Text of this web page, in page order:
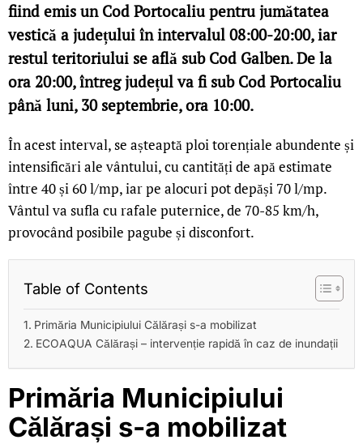
fiind emis un Cod Portocaliu pentru jumătatea
vestică a județului în intervalul 08:00-20:00, iar
restul teritoriului se află sub Cod Galben. De la
ora 20:00, întreg județul va fi sub Cod Portocaliu
până luni, 30 septembrie, ora 10:00.
În acest interval, se așteaptă ploi torențiale abundente și
intensificări ale vântului, cu cantități de apă estimate
între 40 și 60 l/mp, iar pe alocuri pot depăși 70 l/mp.
Vântul va sufla cu rafale puternice, de 70-85 km/h,
provocând posibile pagube și disconfort.
Table of Contents
Primăria Municipiului Călărași s-a mobilizat
ECOAQUA Călărași – intervenție rapidă în caz de inundații
Primăria Municipiului
Călărași s-a mobilizat